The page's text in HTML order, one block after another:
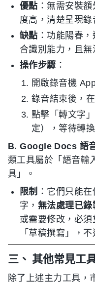
優點 ：無需安裝
度高，清楚呈現錄
缺點 ：功能陽春
合識別能力，且無
操作步驟 ：
開啟錄音機
錄音結束後，
點擊「轉文字
定），等待轉
B. Google Docs 語
類工具屬於「語音輸
具」。
限制 ：它們只能
字， 無法處理已
或需要修改，必
「草稿撰寫」，
三、 其他常見工
除了上述主力工具，